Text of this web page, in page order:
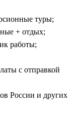
туры;
+ отдых;
работы;
с отправкой
России и других